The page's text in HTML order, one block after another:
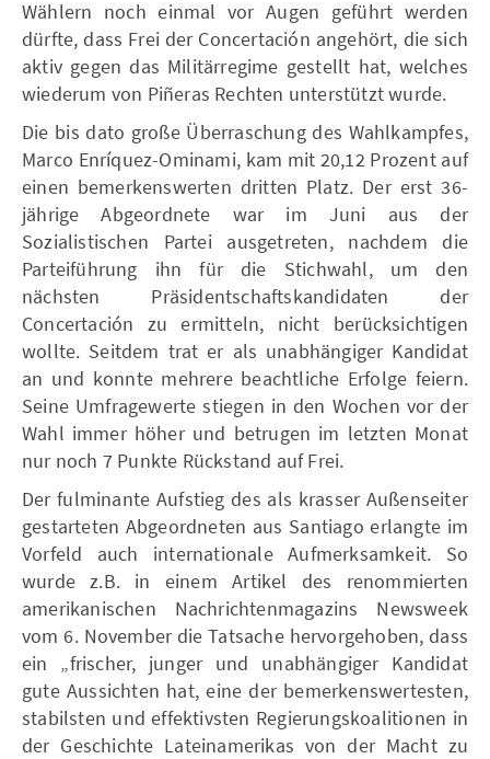
Wählern noch einmal vor Augen geführt werden
dürfte, dass Frei der Concertación angehört, die sich
aktiv gegen das Militärregime gestellt hat, welches
wiederum von Piñeras Rechten unterstützt wurde.
Die bis dato große Überraschung des Wahlkampfes,
Marco Enríquez-Ominami, kam mit 20,12 Prozent auf
einen bemerkenswerten dritten Platz. Der erst 36-
jährige Abgeordnete war im Juni aus der
Sozialistischen Partei ausgetreten, nachdem die
Parteiführung ihn für die Stichwahl, um den
nächsten Präsidentschaftskandidaten der
Concertación zu ermitteln, nicht berücksichtigen
wollte. Seitdem trat er als unabhängiger Kandidat
an und konnte mehrere beachtliche Erfolge feiern.
Seine Umfragewerte stiegen in den Wochen vor der
Wahl immer höher und betrugen im letzten Monat
nur noch 7 Punkte Rückstand auf Frei.
Der fulminante Aufstieg des als krasser Außenseiter
gestarteten Abgeordneten aus Santiago erlangte im
Vorfeld auch internationale Aufmerksamkeit. So
wurde z.B. in einem Artikel des renommierten
amerikanischen Nachrichtenmagazins Newsweek
vom 6. November die Tatsache hervorgehoben, dass
ein „frischer, junger und unabhängiger Kandidat
gute Aussichten hat, eine der bemerkenswertesten,
stabilsten und effektivsten Regierungskoalitionen in
der Geschichte Lateinamerikas von der Macht zu